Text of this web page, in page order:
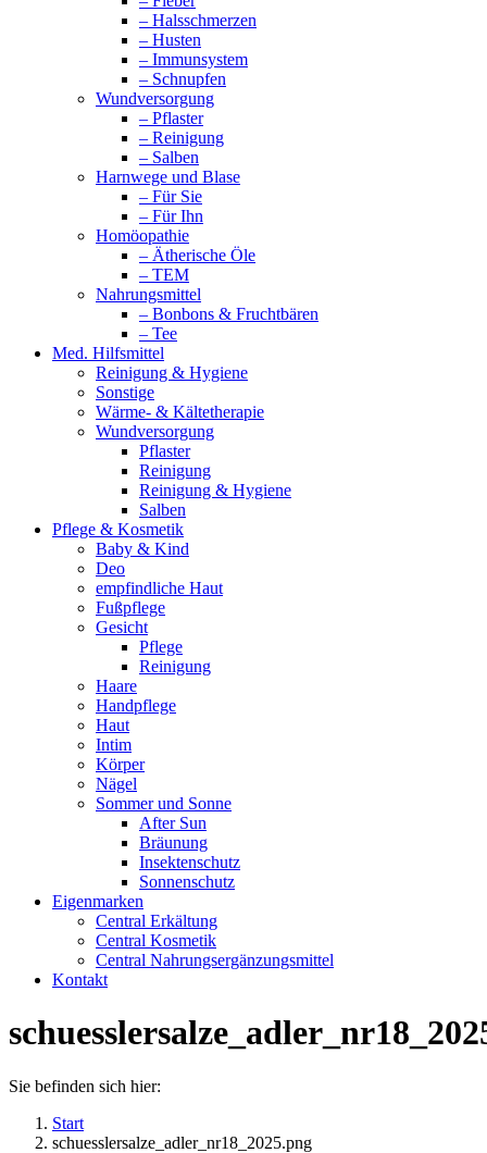
– Halsschmerzen
– Husten
– Immunsystem
– Schnupfen
Wundversorgung
– Pflaster
– Reinigung
– Salben
Harnwege und Blase
– Für Sie
– Für Ihn
Homöopathie
– Ätherische Öle
– TEM
Nahrungsmittel
– Bonbons & Fruchtbären
– Tee
Med. Hilfsmittel
Reinigung & Hygiene
Sonstige
Wärme- & Kältetherapie
Wundversorgung
Pflaster
Reinigung
Reinigung & Hygiene
Salben
Pflege & Kosmetik
Baby & Kind
Deo
empfindliche Haut
Fußpflege
Gesicht
Pflege
Reinigung
Haare
Handpflege
Haut
Intim
Körper
Nägel
Sommer und Sonne
After Sun
Bräunung
Insektenschutz
Sonnenschutz
Eigenmarken
Central Erkältung
Central Kosmetik
Central Nahrungsergänzungsmittel
Kontakt
Sie befinden sich hier:
Start
schuesslersalze_adler_nr18_2025.png